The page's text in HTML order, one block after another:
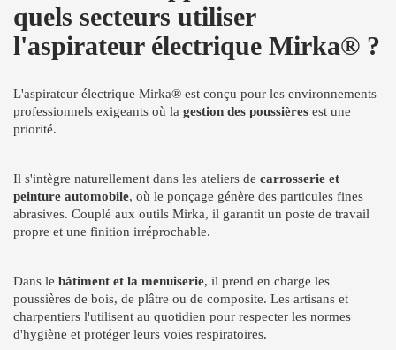
quels secteurs utiliser
l'aspirateur électrique Mirka® ?
L'aspirateur électrique Mirka® est conçu pour les environnements
professionnels exigeants où la gestion des poussières est une
priorité.
Il s'intègre naturellement dans les ateliers de carrosserie et
peinture automobile, où le ponçage génère des particules fines
abrasives. Couplé aux outils Mirka, il garantit un poste de travail
propre et une finition irréprochable.
Dans le bâtiment et la menuiserie, il prend en charge les
poussières de bois, de plâtre ou de composite. Les artisans et
charpentiers l'utilisent au quotidien pour respecter les normes
d'hygiène et protéger leurs voies respiratoires.